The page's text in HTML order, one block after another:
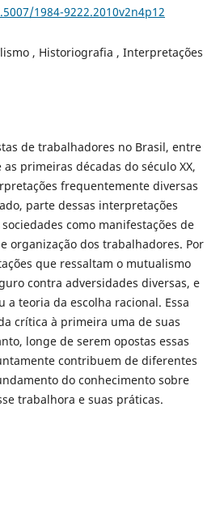
1984-9222.2010v2n4p12
, Historiografia , Interpretações
de trabalhadores no Brasil, entre
as primeiras décadas do século XX,
frequentemente diversas
parte dessas interpretações
como manifestações de
organização dos trabalhadores. Por
que ressaltam o mutualismo
contra adversidades diversas, e
a teoria da escolha racional. Essa
crítica à primeira uma de suas
longe de serem opostas essas
contribuem de diferentes
do conhecimento sobre
trabalhora e suas práticas.